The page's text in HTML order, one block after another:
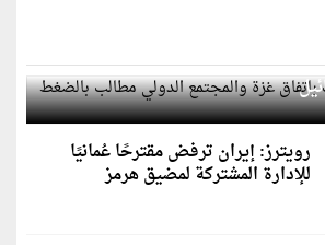
غزة والمجتمع الدولي مطالب
رويترز: إيران ترفض مقترحًا عُمانيًا
للإدارة المشتركة لمضيق هرمز